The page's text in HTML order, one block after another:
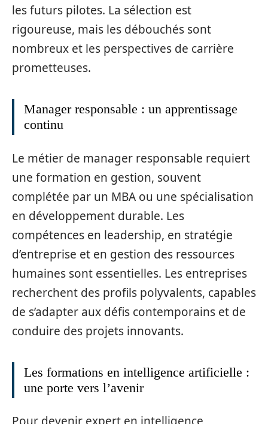
les futurs pilotes. La sélection est
rigoureuse, mais les débouchés sont
nombreux et les perspectives de carrière
prometteuses.
Manager responsable : un apprentissage
continu
Le métier de manager responsable requiert
une formation en gestion, souvent
complétée par un MBA ou une spécialisation
en développement durable. Les
compétences en leadership, en stratégie
d’entreprise et en gestion des ressources
humaines sont essentielles. Les entreprises
recherchent des profils polyvalents, capables
de s’adapter aux défis contemporains et de
conduire des projets innovants.
Les formations en intelligence artificielle :
une porte vers l’avenir